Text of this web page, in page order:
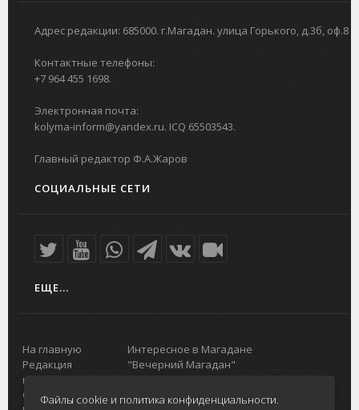
Адрес редакции: 685000. г.Магадан. улица Горького, д.3б, оф.8
Контактные телефоны:
+7 964 455 1698.
Электронная почта:
kolyma-inform@yandex.ru. ICQ 65503543.
Главный редактор Ф.А.Жаров
СОЦИАЛЬНЫЕ СЕТИ
ЕЩЕ...
На главную
Редакция
портала
О проекте
Интересное в Магадане
"Вечерний Магадан"
Городская доска объявлений
Реклама
Файлы cookie и политика конфиденциальности.